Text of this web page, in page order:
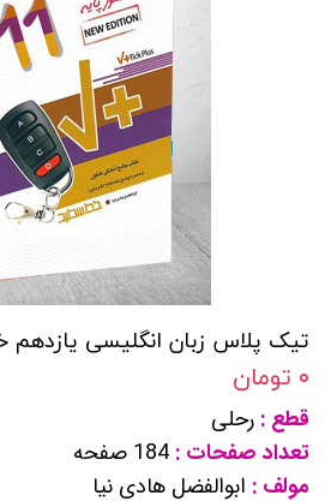
تیک پلاس زبان انگلیسی
۰ تومان
قطع : رحلی
تعداد صفحات : 184 صفحه
مولف : ابوالفضل هادی نیا